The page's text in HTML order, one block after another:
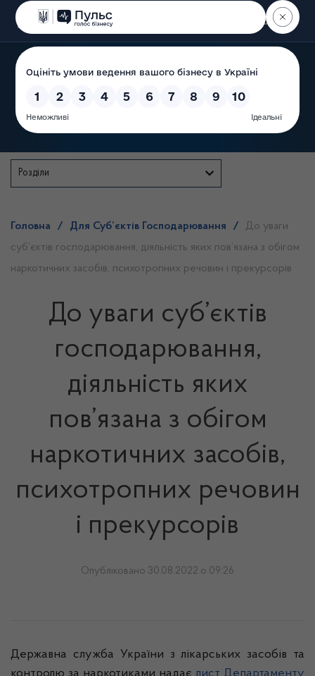
Пошук
Розділи
Головна / Для Суб’єктів Господарювання /
До уваги
суб’єктів господарювання, діяльність яких пов’язана з обігом
наркотичних засобів, психотропних речовин і прекурсорів
До уваги суб’єктів
господарювання,
діяльність яких
пов’язана з обігом
наркотичних засобів,
психотропних речовин
і прекурсорів
Опубліковано 30.08.2022 о 09:26
Державна служба України з лікарських засобів та